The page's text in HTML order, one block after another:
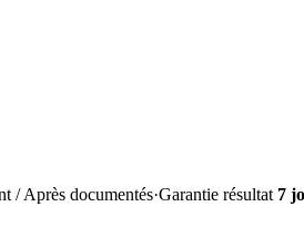
/ Après documentés·Garantie résultat 7